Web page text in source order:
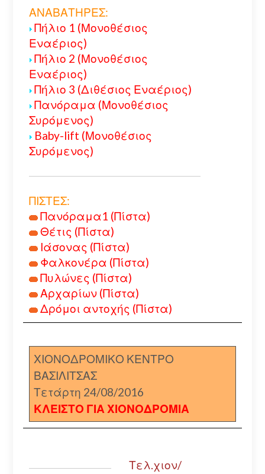
ΑΝΑΒΑΤΗΡΕΣ:
Πήλιο 1 (Μονοθέσιος
Εναέριος)
Πήλιο 2 (Μονοθέσιος
Εναέριος)
Πήλιο 3 (Διθέσιος Εναέριος)
Πανόραμα (Μονοθέσιος
Συρόμενος)
Baby-lift (Μονοθέσιος
Συρόμενος)
ΠΙΣΤΕΣ:
Πανόραμα1 (Πίστα)
Θέτις (Πίστα)
Ιάσονας (Πίστα)
Φαλκονέρα (Πίστα)
Πυλώνες (Πίστα)
Αρχαρίων (Πίστα)
Δρόμοι αντοχής (Πίστα)
ΧΙΟΝΟΔΡΟΜΙΚΟ ΚΕΝΤΡΟ
ΒΑΣΙΛΙΤΣΑΣ
Τετάρτη 24/08/2016
ΚΛΕΙΣΤΟ ΓΙΑ ΧΙΟΝΟΔΡΟΜΙΑ
Τελ.χιον/